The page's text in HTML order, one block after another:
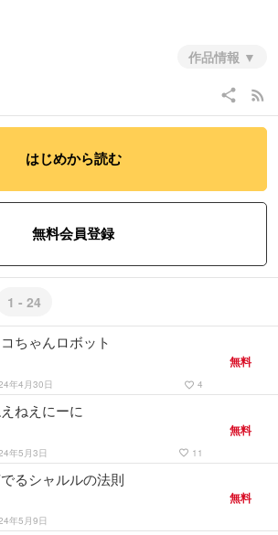
作品情報
share rss_feed
はじめから読む
無料会員登録
1 - 24
ちゃんロボット
年4月30日 favorite_border 4
無料
ねえにーに
年5月3日 favorite_border 11
無料
るシャルルの法則
年5月9日
無料